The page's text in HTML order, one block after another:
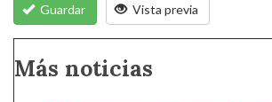
Guardar Vista previa
Más noticias